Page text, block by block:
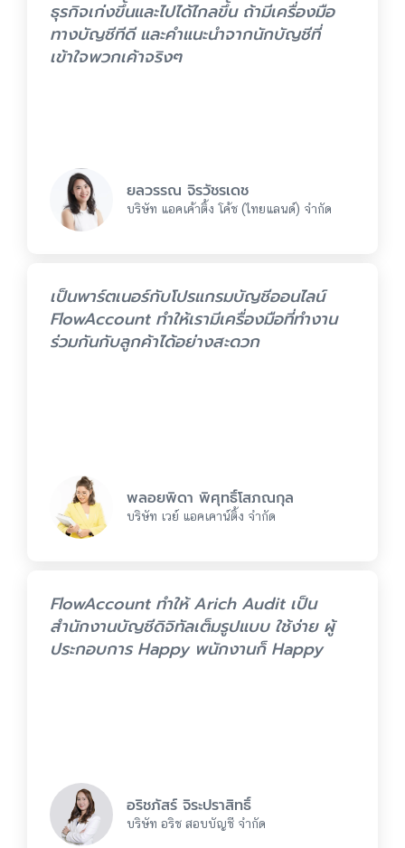
ธุรกิจเก่งขึ้นและไปได้ไกลขึ้น ถ้ามีเครื่องมือ
ทางบัญชีทีดี และคำแนะนำจากนักบัญชีที่
เข้าใจพวกเค้าจริงๆ
ยลวรรณ จิรวัชรเดช
บริษัท แอคเค้าติ้ง โค้ช (ไทยแลนด์) จำกัด
เป็นพาร์ตเนอร์กับโปรแกรมบัญชีออนไลน์
FlowAccount ทำให้เรามีเครื่องมือที่ทำงาน
ร่วมกันกับลูกค้าได้อย่างสะดวก
พลอยพิดา พิศุทธิ์โสภณกุล
บริษัท เวย์ แอคเคาน์ติ้ง จำกัด
FlowAccount ทำให้ Arich Audit เป็น
สำนักงานบัญชีดิจิทัลเต็มรูปแบบ ใช้ง่าย ผู้
ประกอบการ Happy พนักงานก็ Happy
อริชภัสร์ จิระปราสิทธิ์
บริษัท อริช สอบบัญชี จำกัด